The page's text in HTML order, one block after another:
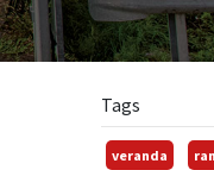
Tags
veranda